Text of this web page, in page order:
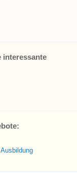
interessante